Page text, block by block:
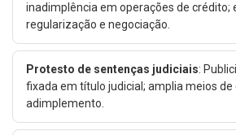
inadimplência em operações de crédito;
regularização e negociação.
Protesto de sentenças judiciais:
fixada em título judicial; amplia meios de
adimplemento.